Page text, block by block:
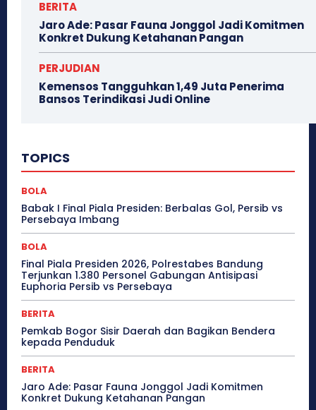
BERITA
Jaro Ade: Pasar Fauna Jonggol Jadi Komitmen
Konkret Dukung Ketahanan Pangan
PERJUDIAN
Kemensos Tangguhkan 1,49 Juta Penerima
Bansos Terindikasi Judi Online
TOPICS
BOLA
Babak I Final Piala Presiden: Berbalas Gol, Persib vs
Persebaya Imbang
BOLA
Final Piala Presiden 2026, Polrestabes Bandung
Terjunkan 1.380 Personel Gabungan Antisipasi
Euphoria Persib vs Persebaya
BERITA
Pemkab Bogor Sisir Daerah dan Bagikan Bendera
kepada Penduduk
BERITA
Jaro Ade: Pasar Fauna Jonggol Jadi Komitmen
Konkret Dukung Ketahanan Pangan